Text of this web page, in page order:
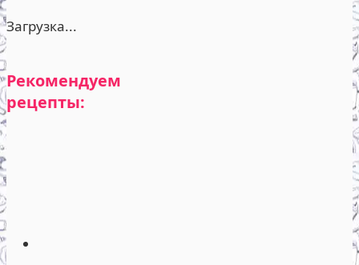
Загрузка...
Рекомендуем
рецепты: